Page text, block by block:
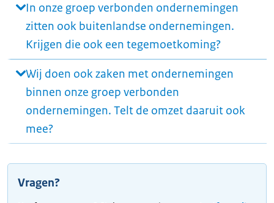
In onze groep verbonden ondernemingen
zitten ook buitenlandse ondernemingen.
Krijgen die ook een tegemoetkoming?
Wij doen ook zaken met ondernemingen
binnen onze groep verbonden
ondernemingen. Telt de omzet daaruit ook
mee?
Vragen?